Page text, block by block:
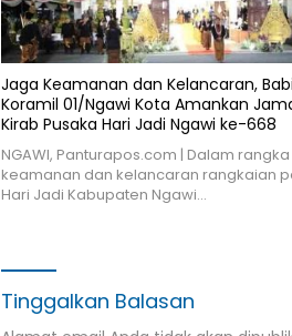
Jaga Keamanan dan Kelancaran,
Koramil 01/Ngawi Kota Amankan
Kirab Pusaka Hari Jadi Ngawi ke-668
NGAWI, Panturapos.com | Dalam
keamanan dan kelancaran rangkaian
Hari Jadi Kabupaten Ngawi…
Tinggalkan Balasan